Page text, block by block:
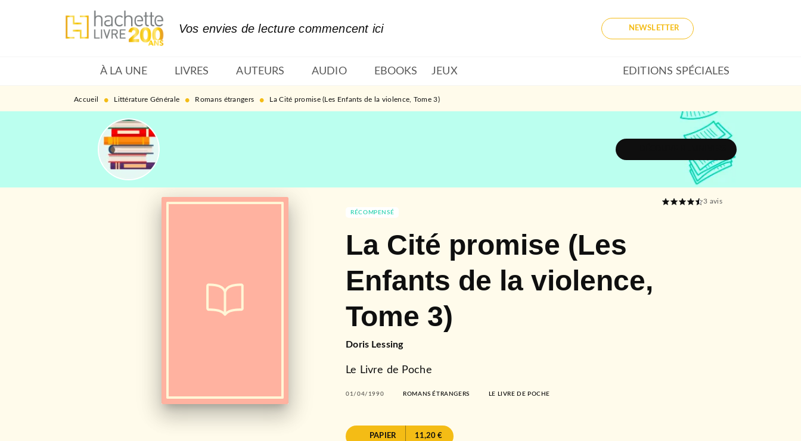
MENU RECHERCHE
Vos envies de lecture commencent ici NEWSLETTER
À LA UNE LIVRES AUTEURS AUDIO EBOOKS JEUX EDITIONS SPÉCIALES
Accueil • Littérature Générale • Romans étrangers • La Cité promise (Les Enfants de la violence, Tome 3)
3 avis
RÉCOMPENSÉ
La Cité promise (Les
Enfants de la violence,
Tome 3)
Doris Lessing
Le Livre de Poche
01/04/1990 ROMANS ÉTRANGERS LE LIVRE DE POCHE
PAPIER 11,20 €